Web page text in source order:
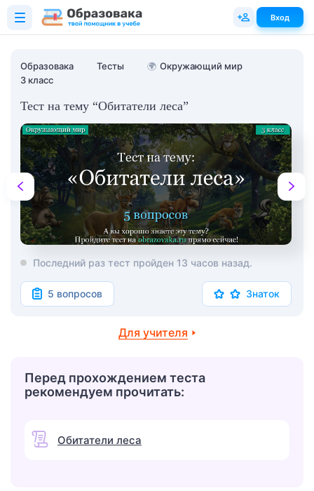
Образовака Тесты 🌍 Окружающий мир
3 класс
Тест на тему “Обитатели леса”
Последний раз тест пройден 13 часов назад.
5 вопросов Знаток
Для учителя
Перед прохождением теста
рекомендуем прочитать:
Обитатели леса
Вход